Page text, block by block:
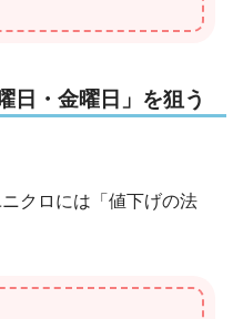
日・金曜日」を狙う
クロには「値下げの法